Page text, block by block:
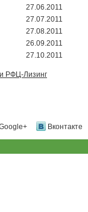
27.06.2011
27.07.2011
27.08.2011
26.09.2011
27.10.2011
РФЦ-Лизинг
Вконтакте